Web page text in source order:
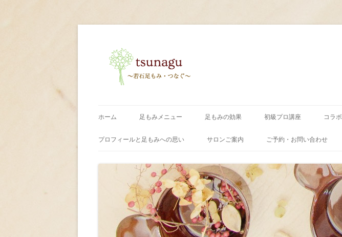
ホーム 足もみメニュー 足もみの効果 初級プロ講座 コラボ
プロフィールと足もみへの思い サロンご案内 ご予約・お問い合わせ